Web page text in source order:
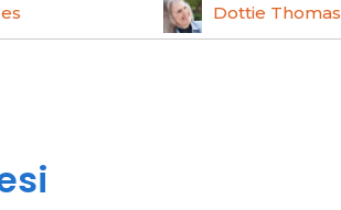
Dottie Thomas